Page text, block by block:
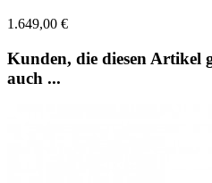
1.649,00 €
Kunden, die diesen Artikel
auch ...